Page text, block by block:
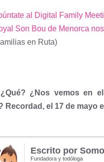
al Digital Family
Son Bou de Menorca
en Ruta)
¿Nos vemos en
Recordad, el 17 de mayo
Escrito por
Fundadora y todóloga